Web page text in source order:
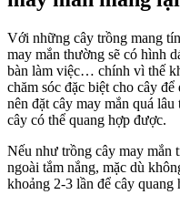
Với những cây trồng mang
may mắn thường sẽ có hình
bàn làm việc… chính vì thế
chăm sóc đặc biệt cho cây
nên đặt cây may mắn quá
cây có thể quang hợp được.
Nếu như trồng cây may mắn
ngoài tắm nắng, mặc dù
khoảng 2-3 lần để cây